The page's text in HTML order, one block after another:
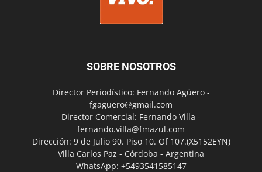
SOBRE NOSOTROS
Director Periodístico: Fernando Agüero -
fgaguero@gmail.com
Director Comercial: Fernando Villa -
fernando.villa@fmazul.com
Dirección: 9 de Julio 90. Piso 10. Of 107.(X5152EYN)
Villa Carlos Paz - Córdoba - Argentina
WhatsApp: +5493541585147